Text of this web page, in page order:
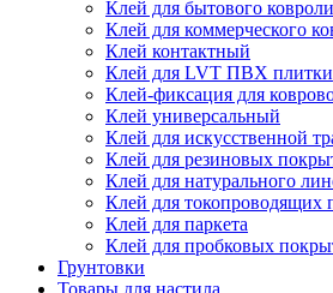
Клей для бытового
Клей для коммерческого
Клей контактный
Клей для LVT ПВХ плитки
Клей-фиксация для
Клей универсальный
Клей для искусственной
Клей для резиновых
Клей для натурального
Клей для токопроводящих
Клей для паркета
Клей для пробковых
Грунтовки
Товары для настила